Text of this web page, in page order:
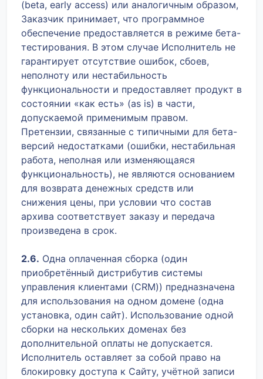
(beta, early access) или аналогичным образом,
Заказчик принимает, что программное
обеспечение предоставляется в режиме бета-
тестирования. В этом случае Исполнитель не
гарантирует отсутствие ошибок, сбоев,
неполноту или нестабильность
функциональности и предоставляет продукт в
состоянии «как есть» (as is) в части,
допускаемой применимым правом.
Претензии, связанные с типичными для бета-
версий недостатками (ошибки, нестабильная
работа, неполная или изменяющаяся
функциональность), не являются основанием
для возврата денежных средств или
снижения цены, при условии что состав
архива соответствует заказу и передача
произведена в срок.
2.6. Одна оплаченная сборка (один
приобретённый дистрибутив системы
управления клиентами (CRM)) предназначена
для использования на одном домене (одна
установка, один сайт). Использование одной
сборки на нескольких доменах без
дополнительной оплаты не допускается.
Исполнитель оставляет за собой право на
блокировку доступа к Сайту, учётной записи